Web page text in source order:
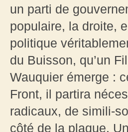
un parti de
populaire, la droite,
politique
du Buisson, qu’un
Wauquier émerge :
Front, il partira
radicaux, de simili-
côté de la plaque.